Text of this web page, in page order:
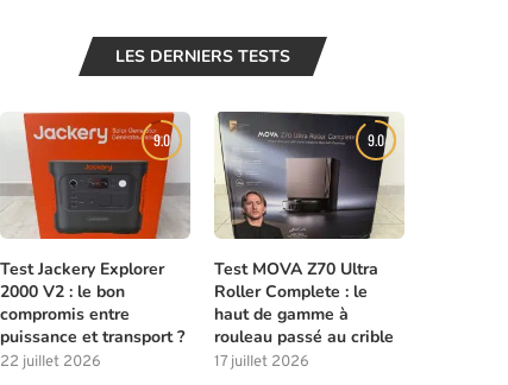
LES DERNIERS TESTS
9.0
Test Jackery Explorer
2000 V2 : le bon
compromis entre
puissance et transport ?
22 juillet 2026
9.0
Test MOVA Z70 Ultra
Roller Complete : le
haut de gamme à
rouleau passé au crible
17 juillet 2026